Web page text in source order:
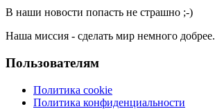
В наши новости попасть не страшно ;-)
Наша миссия - сделать мир немного добрее.
Пользователям
Политика cookie
Политика конфиденциальности